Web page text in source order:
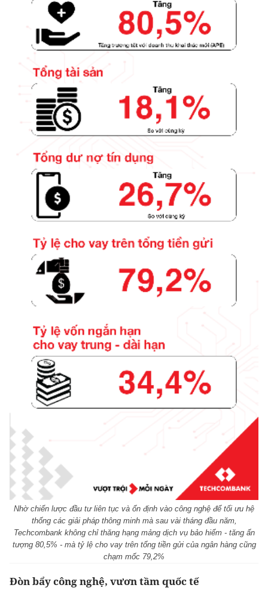
Nhờ chiến lược đầu tư liên tục và ổn định vào công nghệ để tối ưu hệ
thống các giải pháp thông minh mà sau vài tháng đầu năm,
Techcombank không chỉ thăng hạng mảng dịch vụ bảo hiểm - tăng ấn
tượng 80,5% - mà tỷ lệ cho vay trên tổng tiền gửi của ngân hàng cũng
chạm mốc 79,2%
Đòn bẩy công nghệ, vươn tầm quốc tế